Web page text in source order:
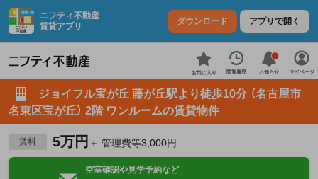
ニフティ不動産
賃貸アプリ
ダウンロード アプリで開く
お気に入り 閲覧履歴 お知らせ マイページ
ジョイフル宝が丘 藤が丘駅より徒歩10分 （名古屋市
名東区宝が丘） 2階 ワンルームの賃貸物件
賃料 5万円 ＋ 管理費等3,000円
空室確認や見学予約など